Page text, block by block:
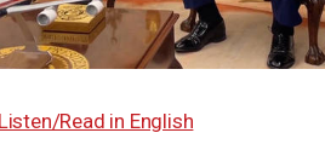
Read in English